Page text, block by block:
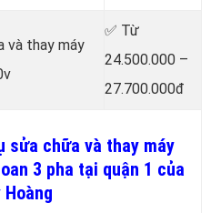
và thay máy
✅ Từ
24.500.000 –
27.700.000đ
sửa chữa và thay máy
3 pha tại quận 1 của
Hoàng